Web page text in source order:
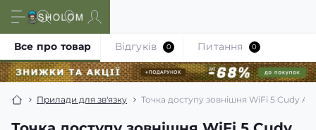
Прилади для зв'язку Точка доступу зовнішня WiFi 5 Cudy
Все про товар Відгуків 0 Питання 0